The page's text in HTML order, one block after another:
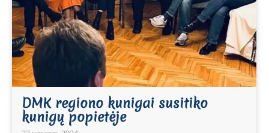
DMK regiono kunigai susitiko
kunigų popietėje